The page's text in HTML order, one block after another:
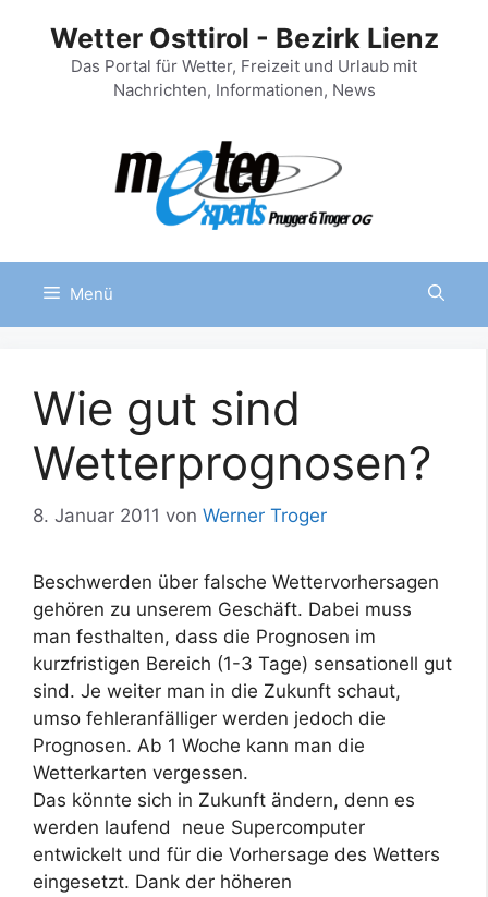
springen
Wetter Osttirol - Bezirk Lienz
Das Portal für Wetter, Freizeit und Urlaub mit
Nachrichten, Informationen, News
Menü
Wie gut sind
Wetterprognosen?
8. Januar 2011 von Werner Troger
Beschwerden über falsche Wettervorhersagen
gehören zu unserem Geschäft. Dabei muss
man festhalten, dass die Prognosen im
kurzfristigen Bereich (1-3 Tage) sensationell gut
sind. Je weiter man in die Zukunft schaut,
umso fehleranfälliger werden jedoch die
Prognosen. Ab 1 Woche kann man die
Wetterkarten vergessen.
Das könnte sich in Zukunft ändern, denn es
werden laufend neue Supercomputer
entwickelt und für die Vorhersage des Wetters
eingesetzt. Dank der höheren